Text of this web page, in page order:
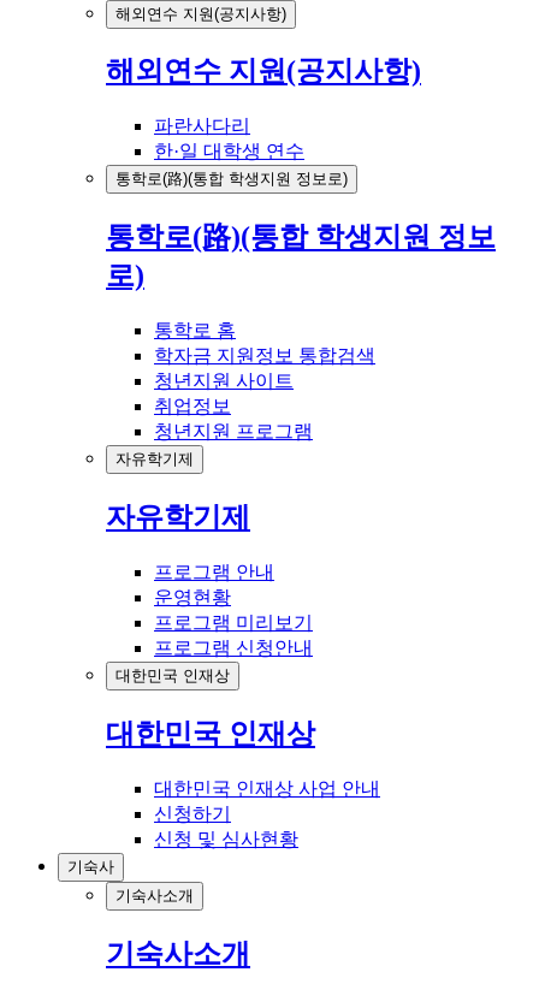
해외연수 지원(공지사항)
해외연수 지원(공지사항)
파란사다리
한·일 대학생 연수
통학로(路)(통합 학생지원 정보로)
통학로(路)(통합 학생지원 정보
로)
통학로 홈
학자금 지원정보 통합검색
청년지원 사이트
취업정보
청년지원 프로그램
자유학기제
자유학기제
프로그램 안내
운영현황
프로그램 미리보기
프로그램 신청안내
대한민국 인재상
대한민국 인재상
대한민국 인재상 사업 안내
신청하기
신청 및 심사현황
기숙사
기숙사소개
기숙사소개